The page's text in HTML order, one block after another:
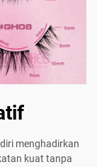
menghadirkan
kuat tanpa